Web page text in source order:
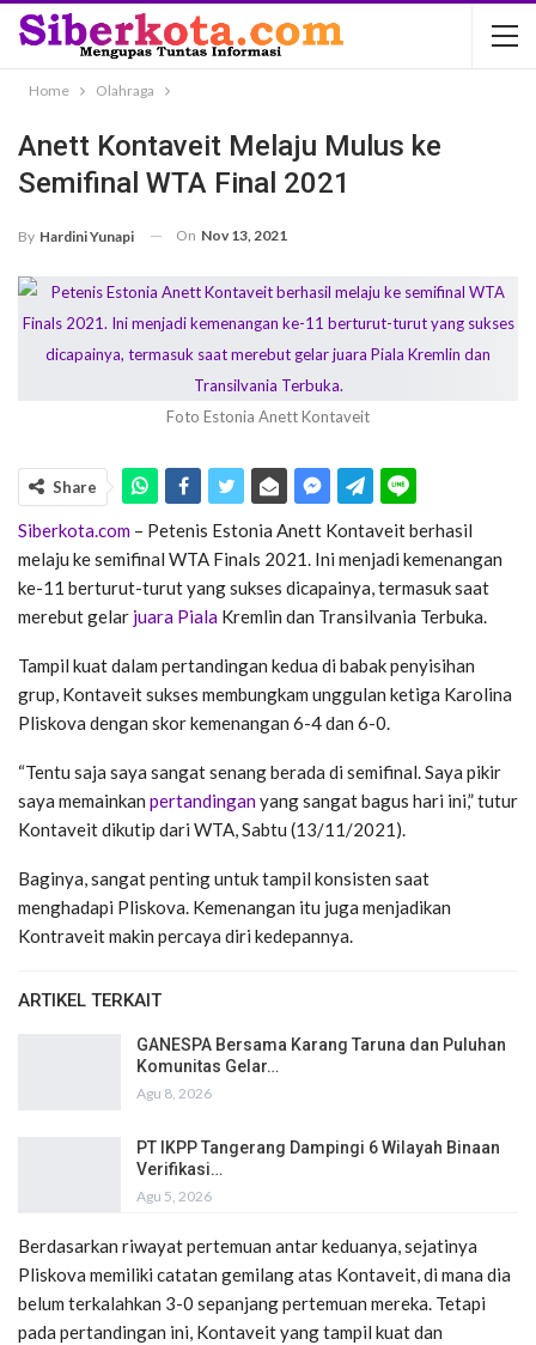
Home Olahraga
Anett Kontaveit Melaju Mulus ke
Semifinal WTA Final 2021
By Hardini Yunapi On Nov 13, 2021
Foto Estonia Anett Kontaveit
Share
Siberkota.com – Petenis Estonia Anett Kontaveit berhasil
melaju ke semifinal WTA Finals 2021. Ini menjadi kemenangan
ke-11 berturut-turut yang sukses dicapainya, termasuk saat
merebut gelar juara Piala Kremlin dan Transilvania Terbuka.
Tampil kuat dalam pertandingan kedua di babak penyisihan
grup, Kontaveit sukses membungkam unggulan ketiga Karolina
Pliskova dengan skor kemenangan 6-4 dan 6-0.
“Tentu saja saya sangat senang berada di semifinal. Saya pikir
saya memainkan pertandinganyang sangat bagus hari ini,” tutur
Kontaveit dikutip dari WTA, Sabtu (13/11/2021).
Baginya, sangat penting untuk tampil konsisten saat
menghadapi Pliskova. Kemenangan itu juga menjadikan
Kontraveit makin percaya diri kedepannya.
ARTIKEL TERKAIT
GANESPA Bersama Karang Taruna dan Puluhan
Komunitas Gelar…
Agu 8, 2026
PT IKPP Tangerang Dampingi 6 Wilayah Binaan
Verifikasi…
Agu 5, 2026
Berdasarkan riwayat pertemuan antar keduanya, sejatinya
Pliskova memiliki catatan gemilang atas Kontaveit, di mana dia
belum terkalahkan 3-0 sepanjang pertemuan mereka. Tetapi
pada pertandingan ini, Kontaveit yang tampil kuat dan